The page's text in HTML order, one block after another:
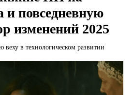
и повседневную
изменений 2025
веху в технологическом развитии